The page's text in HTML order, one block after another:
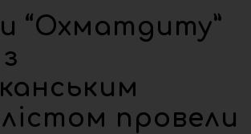
“Охматдиту”
провели